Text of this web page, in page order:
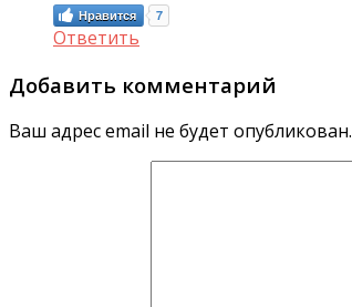
Нравится 7
Ответить
Добавить комментарий
Ваш адрес email не будет опубликован.